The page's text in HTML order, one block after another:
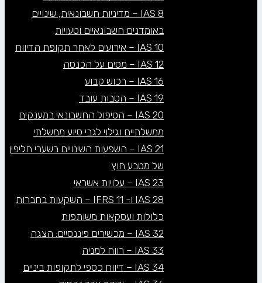
IAS 8 – מדיניות חשבונאית, שינויים
באומדנים חשבונאיים וטעויות
IAS 10 – אירועים לאחר תקופת הדיווח
IAS 12 – מסים על הכנסה
IAS 16 – רכוש קבוע
IAS 19 – הטבות עובד
IAS 20 – הטיפול החשבונאי במענקים
ממשלתיים וגילוי לגבי סיוע ממשלתי
IAS 21 – השפעות השינויים בשערי חליפין
של מטבע חוץ
IAS 23 – עלויות אשראי
IAS 28 ו- IFRS 11 – השקעות בחברות
כלולות ועסקאות משותפות
IAS 32 – מכשירים פיננסיים: הצגה
IAS 33 – רווח למניה
IAS 34 – דיווח כספי לתקופות ביניים